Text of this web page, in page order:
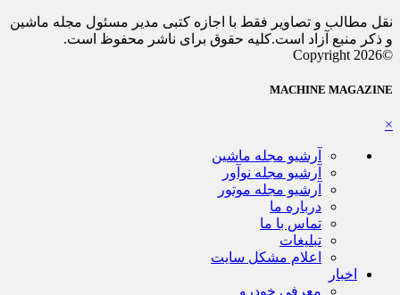
نقل مطالب و تصاویر فقط با اجازه کتبی مدیر مسئول مجله ماشین
و ذکر منبع آزاد است.کلیه حقوق برای ناشر محفوظ است.
©Copyright 2026
MACHINE MAGAZINE
×
آرشیو مجله ماشین
آرشیو مجله نوآور
آرشیو مجله موتور
درباره ما
تماس با ما
تبلیغات
اعلام مشکل سایت
اخبار
معرفی خودرو